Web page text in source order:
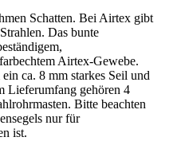
Schatten. Bei Airtex gibt
Das bunte
Airtex-Gewebe.
ca. 8 mm starkes Seil und
Lieferumfang gehören 4
Bitte beachten
nur für
ist.